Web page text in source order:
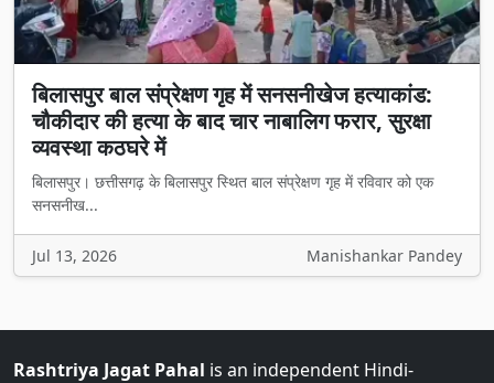
बिलासपुर बाल संप्रेक्षण गृह में सनसनीखेज हत्याकांड:
चौकीदार की हत्या के बाद चार नाबालिग फरार, सुरक्षा
व्यवस्था कठघरे में
बिलासपुर। छत्तीसगढ़ के बिलासपुर स्थित बाल संप्रेक्षण गृह में रविवार को एक
सनसनीख...
Jul 13, 2026 Manishankar Pandey
language news organization committed to delivering